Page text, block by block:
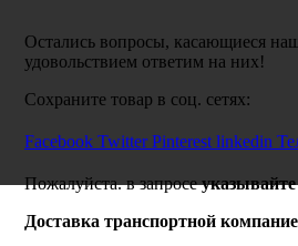
Остались вопросы, касающиеся
удовольствием ответим на них!
Сохраните товар в соц. сетях:
Facebook Twitter Pinterest linkedin
Пожалуйста. в запросе
Доставка транспортной